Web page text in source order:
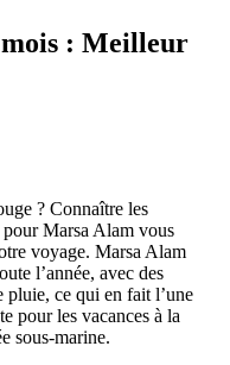
: Meilleur
? Connaître les
Marsa Alam vous
voyage. Marsa Alam
l’année, avec des
pluie, ce qui en fait l’une
pour les vacances à la
sous-marine.